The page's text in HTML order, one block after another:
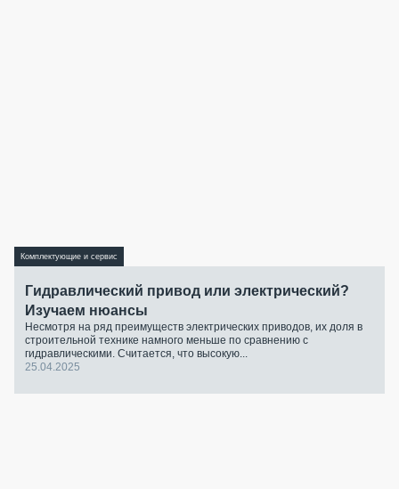
Комплектующие и сервис
Гидравлический привод или электрический?
Изучаем нюансы
Несмотря на ряд преимуществ электрических приводов, их доля в
строительной технике намного меньше по сравнению с
гидравлическими. Считается, что высокую...
25.04.2025